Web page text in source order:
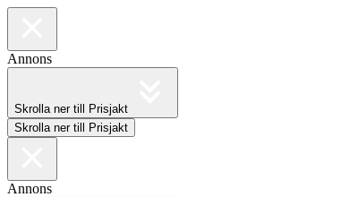
Annons
Skrolla ner till Prisjakt
Skrolla ner till Prisjakt
Annons